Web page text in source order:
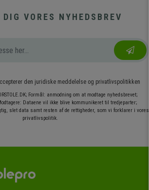
VORES NYHEDSBREV
den juridiske meddelelse og privatlivspolitikken
Formål: anmodning om at modtage nyhedsbrevet;
Dataene vil ikke blive kommunikeret til tredjeparter;
slet data samt resten af de rettigheder, som vi forklarer i vores
privatlivspolitik.